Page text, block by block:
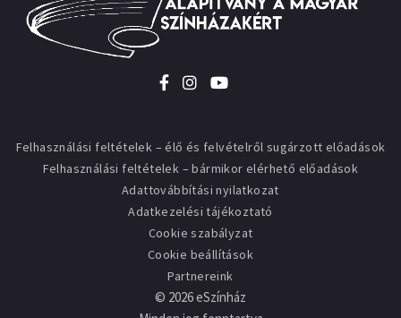
Felhasználási feltételek – élő és felvételről sugárzott előadások
Felhasználási feltételek – bármikor elérhető előadások
Adattovábbítási nyilatkozat
Adatkezelési tájékoztató
Cookie szabályzat
Cookie beállítások
Partnereink
© 2026eSzínház